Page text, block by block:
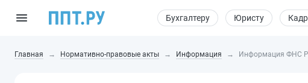
Бухгалтеру Юристу
Главная Нормативно-правовые акты Информация Информация ФНС